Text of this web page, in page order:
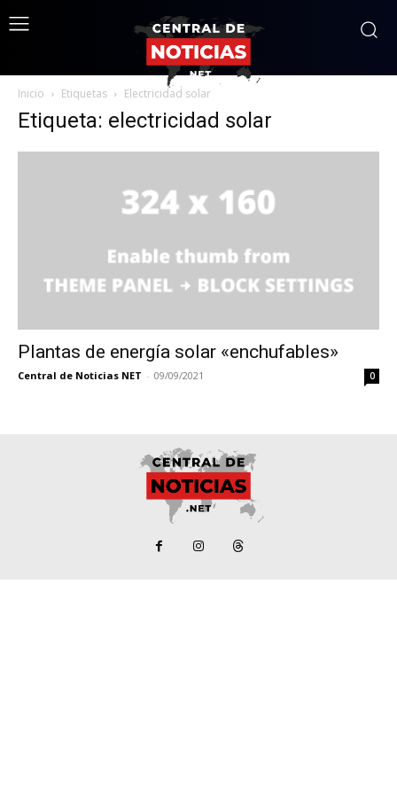
Inicio Etiquetas Electricidad solar
Etiqueta: electricidad solar
Plantas de energía solar «enchufables»
Central de Noticias NET - 09/09/2021 0